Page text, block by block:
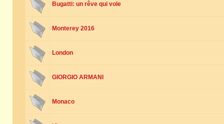
Bugatti: un rêve qui vole
Monterey 2016
London
GIORGIO ARMANI
Monaco